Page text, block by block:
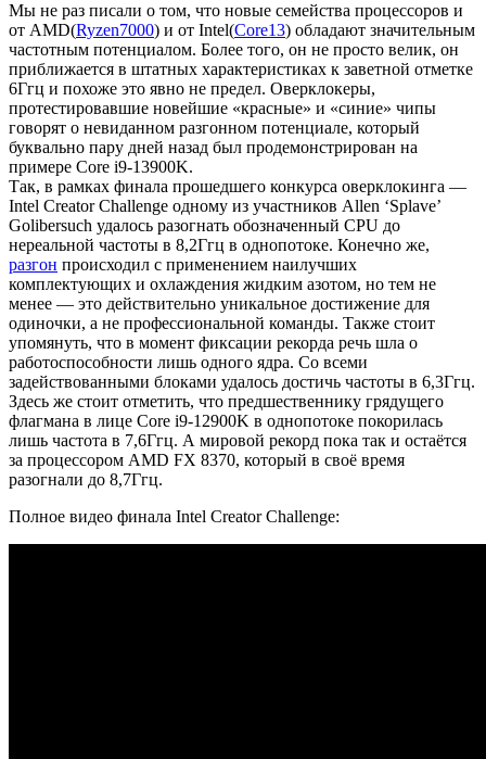
Мы не раз писали о том, что новые семейства процессоров и
от AMD(Ryzen7000) и от Intel(Core13) обладают значительным
частотным потенциалом. Более того, он не просто велик, он
приближается в штатных характеристиках к заветной отметке
6Ггц и похоже это явно не предел. Оверклокеры,
протестировавшие новейшие «красные» и «синие» чипы
говорят о невиданном разгонном потенциале, который
буквально пару дней назад был продемонстрирован на
примере Core i9-13900K.
Так, в рамках финала прошедшего конкурса оверклокинга —
Intel Creator Challenge одному из участников Allen ‘Splave’
Golibersuch удалось разогнать обозначенный CPU до
нереальной частоты в 8,2Ггц в однопотоке. Конечно же,
разгон происходил с применением наилучших
комплектующих и охлаждения жидким азотом, но тем не
менее — это действительно уникальное достижение для
одиночки, а не профессиональной команды. Также стоит
упомянуть, что в момент фиксации рекорда речь шла о
работоспособности лишь одного ядра. Со всеми
задействованными блоками удалось достичь частоты в 6,3Ггц.
Здесь же стоит отметить, что предшественнику грядущего
флагмана в лице Core i9-12900K в однопотоке покорилась
лишь частота в 7,6Ггц. А мировой рекорд пока так и остаётся
за процессором AMD FX 8370, который в своё время
разогнали до 8,7Ггц.
Полное видео финала Intel Creator Challenge: